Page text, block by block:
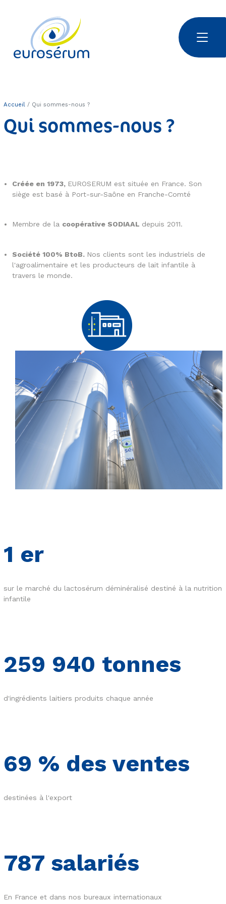
Euroserum : Ingrédients laitiers | Dairy ingredients | 乳制品原料
Accueil Qui sommes-nous ?
Qui sommes-nous ?
Créée en 1973, EUROSERUM est située en France. Son
siège est basé à Port-sur-Saône en Franche-Comté
Membre de la coopérative SODIAAL depuis 2011.
Société 100% BtoB. Nos clients sont les industriels de
l'agroalimentaire et les producteurs de lait infantile à
travers le monde.
1 er
sur le marché du lactosérum déminéralisé destiné à la nutrition
infantile
259 982 tonnes
d'ingrédients laitiers produits chaque année
69 % des ventes
destinées à l'export
793 salariés
En France et dans nos bureaux internationaux